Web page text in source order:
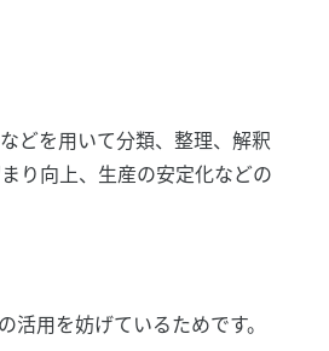
どを用いて分類、整理、解釈
り向上、生産の安定化などの
用を妨げているためです。